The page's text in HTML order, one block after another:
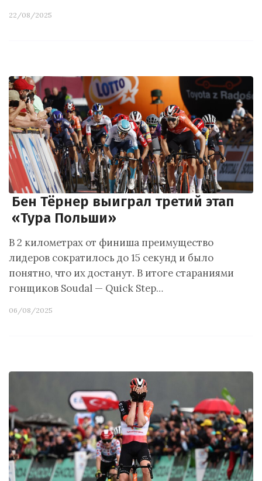
22/08/2025
Бен Тёрнер выиграл третий этап
«Тура Польши»
В 2 километрах от финиша преимущество
лидеров сократилось до 15 секунд и было
понятно, что их достанут. В итоге стараниями
гонщиков Soudal — Quick Step…
06/08/2025